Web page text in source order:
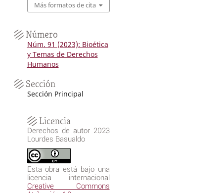
Más formatos de cita
Número
Núm. 91 (2023): Bioética
y Temas de Derechos
Humanos
Sección
Sección Principal
Licencia
Derechos de autor 2023
Lourdes Basualdo
Esta obra está bajo una
licencia internacional
Creative Commons